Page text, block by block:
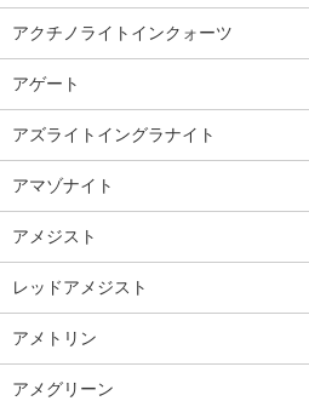
アクチノライトインクォーツ
アゲート
アズライトイングラナイト
アマゾナイト
アメジスト
レッドアメジスト
アメトリン
アメグリーン